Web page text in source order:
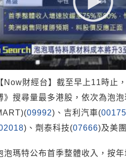
【Now財經台】截至早上11時止
》搜尋量最多港股，依次為泡
09992)、吉利汽車(00175
)、劑泰科技(07666)及美
泡瑪特公布首季整體收入，按